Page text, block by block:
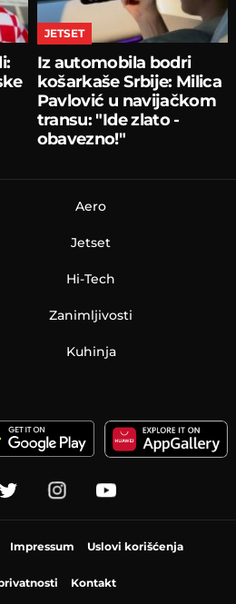
JETSET
Iz automobila bodri
košarkaše Srbije: Milica
Pavlović u navijačkom
transu: "Ide zlato -
obavezno!"
Aero
Jetset
Hi-Tech
Zanimljivosti
Kuhinja
Impressum Uslovi korišćenja
Kontakt